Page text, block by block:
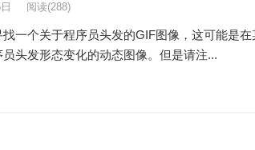
阅读(288)
一个关于程序员头发的GIF图像，这可能是在
头发形态变化的动态图像。但是请注...